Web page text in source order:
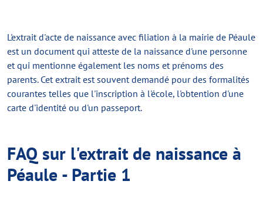
L'extrait d'acte de naissance avec filiation à la mairie de Péaule
est un document qui atteste de la naissance d'une personne
et qui mentionne également les noms et prénoms des
parents. Cet extrait est souvent demandé pour des formalités
courantes telles que l'inscription à l'école, l'obtention d'une
carte d'identité ou d'un passeport.
FAQ sur l'extrait de naissance à
Péaule - Partie 1